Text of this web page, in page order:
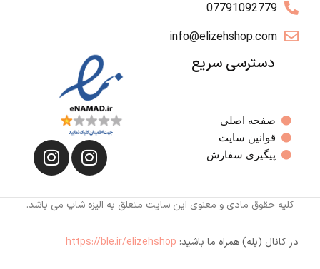
07791092779
info@elizehshop.com
دسترسی سریع
صفحه اصلی
قوانین سایت
پیگیری سفارش
کلیه حقوق مادی و معنوی این سایت متعلق به الیزه شاپ می باشد.
در کانال (بله) همراه ما باشید: https://ble.ir/elizehshop